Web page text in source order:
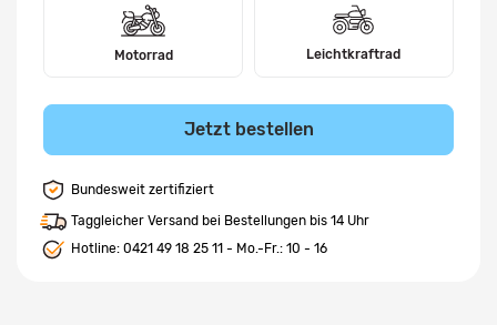
Motorrad Leichtkraftrad
Jetzt bestellen
Bundesweit zertifiziert
Taggleicher Versand bei Bestellungen bis 14 Uhr
Hotline: 0421 49 18 25 11 - Mo.-Fr.: 10 - 16